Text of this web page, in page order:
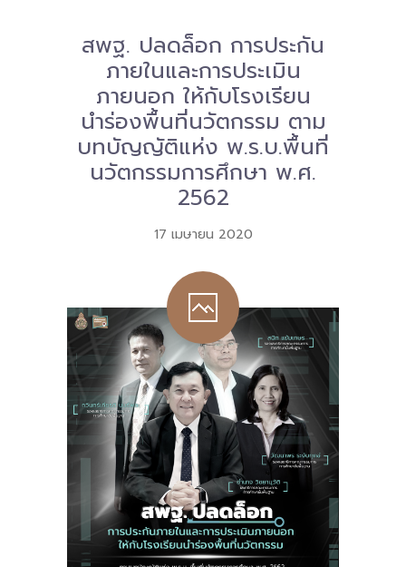
Download
-- หนังสือและเอกสาร
-- กฎหมาย
---- เจตนารมณ์ของ พ.ร.บ.
---- พ.ร.บ. และอนุบัญญัติ
---- พ.ร.ฎ. ขยายเวลาใช้บังคับ พ.ร.บ.พื้นที่นวัตกรรมการ
---- รายงานการประเมินผลสัมฤทธิ์ พ.ร.บ.พื้นที่นวัตกรรม
การศึกษา พ.ศ. 2562
---- รับฟังความคิดเห็นร่าง พ.ร.ฎ. ฯ
---- รายงานการวิเคราะห์ผลกระทบที่อาจเกิดขึ้นจากกฎ
หมายฯ
-- รายงานคณะผู้ประเมินอิสระ
---- รอบประเมิน (พ.ศ. 2562-2564)
-- รายงานประจำปี
---- ปีการศึกษา 2564
สพฐ. ปลดล็อก การประกัน
ภายในและการประเมิน
ภายนอก ให้กับโรงเรียน
นำร่องพื้นที่นวัตกรรม ตาม
บทบัญญัติแห่ง พ.ร.บ.พื้นที่
นวัตกรรมการศึกษา พ.ศ.
2562
17 เมษายน 2020